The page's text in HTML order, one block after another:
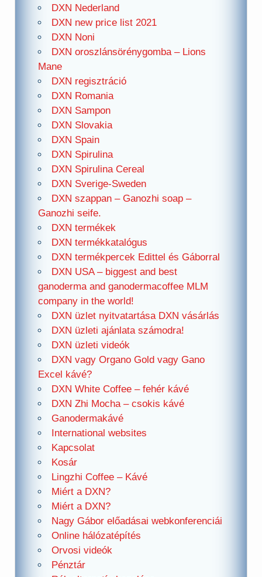
DXN Nederland
DXN new price list 2021
DXN Noni
DXN oroszlánsörénygomba – Lions
Mane
DXN regisztráció
DXN Romania
DXN Sampon
DXN Slovakia
DXN Spain
DXN Spirulina
DXN Spirulina Cereal
DXN Sverige-Sweden
DXN szappan – Ganozhi soap –
Ganozhi seife.
DXN termékek
DXN termékkatalógus
DXN termékpercek Edittel és Gáborral
DXN USA – biggest and best
ganoderma and ganodermacoffee MLM
company in the world!
DXN üzlet nyitvatartása DXN vásárlás
DXN üzleti ajánlata számodra!
DXN üzleti videók
DXN vagy Organo Gold vagy Gano
Excel kávé?
DXN White Coffee – fehér kávé
DXN Zhi Mocha – csokis kávé
Ganodermakávé
International websites
Kapcsolat
Kosár
Lingzhi Coffee – Kávé
Miért a DXN?
Miért a DXN?
Nagy Gábor előadásai webkonferenciái
Online hálózatépítés
Orvosi videók
Pénztár